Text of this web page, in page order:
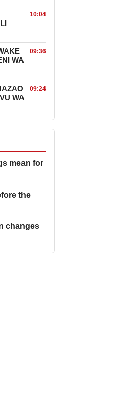
10:04
WA
09:36
WA
09:24
mean for
the
changes